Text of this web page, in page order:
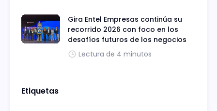
Gira Entel Empresas continúa su
recorrido 2026 con foco en los
desafíos futuros de los negocios
Lectura de 4 minutos
Etiquetas